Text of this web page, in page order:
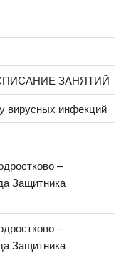
ЗАНЯТИЙ
инфекций
–
Защитника
–
Защитника